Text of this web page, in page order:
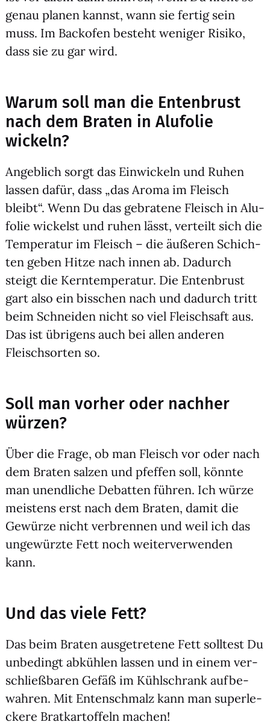
genau pla­nen kannst, wann sie fer­tig sein
muss. Im Back­ofen besteht weni­ger Risi­ko,
dass sie zu gar wird.
Warum soll man die Entenbrust
nach dem Braten in Alufolie
wickeln?
Angeb­lich sorgt das Ein­wi­ckeln und Ruhen
las­sen dafür, dass „das Aro­ma im Fleisch
bleibt“. Wenn Du das gebra­te­ne Fleisch in Alu­
fo­lie wickelst und ruhen lässt, ver­teilt sich die
Tem­pe­ra­tur im Fleisch – die äuße­ren Schich­
ten geben Hit­ze nach innen ab. Dadurch
steigt die Kern­tem­pe­ra­tur. Die Enten­brust
gart also ein biss­chen nach und dadurch tritt
beim Schnei­den nicht so viel Fleisch­saft aus.
Das ist übri­gens auch bei allen ande­ren
Fleisch­sor­ten so.
Soll man vorher oder nachher
würzen?
Über die Fra­ge, ob man Fleisch vor oder nach
dem Bra­ten sal­zen und pfef­fen soll, könn­te
man unend­li­che Debat­ten füh­ren. Ich wür­ze
meis­tens erst nach dem Bra­ten, damit die
Gewür­ze nicht ver­bren­nen und weil ich das
unge­würz­te Fett noch wei­ter­ver­wen­den
kann.
Und das viele Fett?
Das beim Bra­ten aus­ge­tre­te­ne Fett soll­test Du
unbe­dingt abküh­len las­sen und in einem ver­
schließ­ba­ren Gefäß im Kühl­schrank auf­be­
wah­ren. Mit Enten­schmalz kann man super­le­
cke­re Brat­kar­tof­feln machen!